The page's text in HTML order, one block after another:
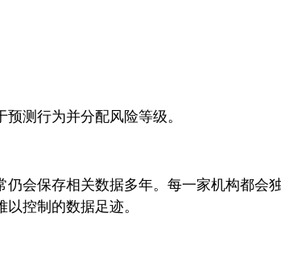
测行为并分配风险等级。
仍会保存相关数据多年。每一家机构都会
控制的数据足迹。